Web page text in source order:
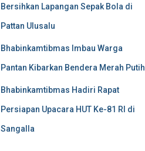
Bersihkan Lapangan Sepak Bola di
Pattan Ulusalu
Bhabinkamtibmas Imbau Warga
Pantan Kibarkan Bendera Merah Putih
Bhabinkamtibmas Hadiri Rapat
Persiapan Upacara HUT Ke-81 RI di
Sangalla